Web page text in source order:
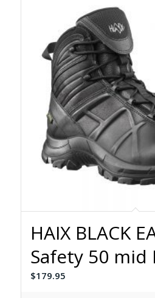
HAIX BLACK
Safety 50 mid
$179.95